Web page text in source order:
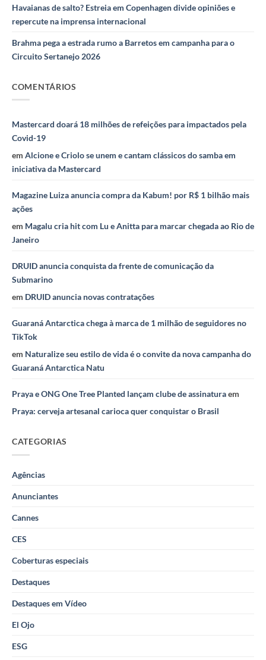
Havaianas de salto? Estreia em Copenhagen divide opiniões e
repercute na imprensa internacional
Brahma pega a estrada rumo a Barretos em campanha para o
Circuito Sertanejo 2026
COMENTÁRIOS
Mastercard doará 18 milhões de refeições para impactados pela
Covid-19
em Alcione e Criolo se unem e cantam clássicos do samba em
iniciativa da Mastercard
Magazine Luiza anuncia compra da Kabum! por R$ 1 bilhão mais
ações
em Magalu cria hit com Lu e Anitta para marcar chegada ao Rio de
Janeiro
DRUID anuncia conquista da frente de comunicação da
Submarino
em DRUID anuncia novas contratações
Guaraná Antarctica chega à marca de 1 milhão de seguidores no
TikTok
em Naturalize seu estilo de vida é o convite da nova campanha do
Guaraná Antarctica Natu
Praya e ONG One Tree Planted lançam clube de assinaturaem
Praya: cerveja artesanal carioca quer conquistar o Brasil
CATEGORIAS
Agências
Anunciantes
Cannes
CES
Coberturas especiais
Destaques
Destaques em Vídeo
El Ojo
ESG